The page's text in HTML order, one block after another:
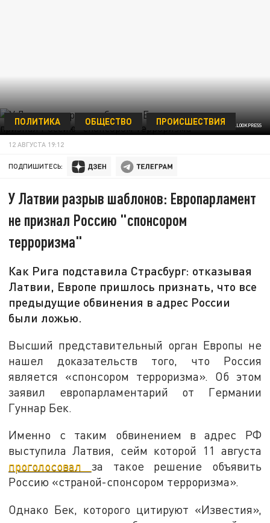
IMAGO/DWI ANORAGANINGRUM/GLOBALLOOKPRESS
ПОЛИТИКА ОБЩЕСТВО ПРОИСШЕСТВИЯ
12 АВГУСТА 19:12
ПОДПИШИТЕСЬ:
У Латвии разрыв шаблонов: Европарламент
не признал Россию "спонсором
терроризма"
Как Рига подставила Страсбург: отказывая
Латвии, Европе пришлось признать, что все
предыдущие обвинения в адрес России
были ложью.
Высший представительный орган Европы не
нашел доказательств того, что Россия
является «спонсором терроризма». Об этом
заявил европарламентарий от Германии
Гуннар Бек.
Именно с таким обвинением в адрес РФ
выступила Латвия, сейм которой 11 августа
проголосовал за такое решение объявить
Россию «страной-спонсором терроризма».
Однако Бек, которого цитируют «Известия»,